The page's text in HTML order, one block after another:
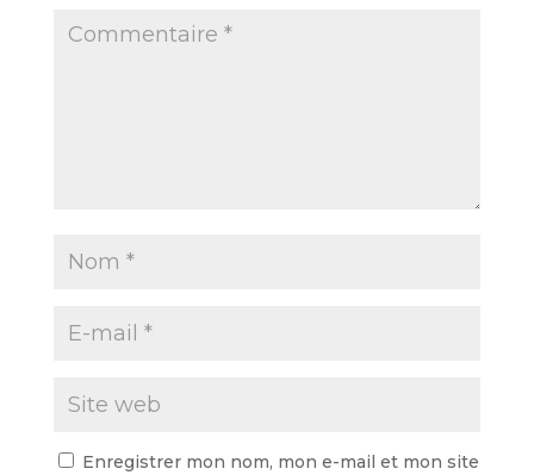
Enregistrer mon nom, mon e-mail et mon site